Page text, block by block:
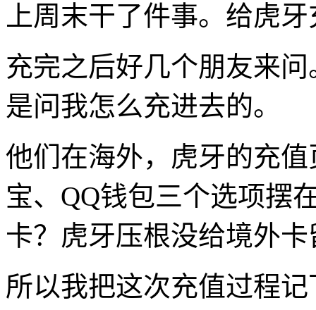
上周末干了件事。给虎
充完之后好几个朋友来
是问我怎么充进去的。
他们在海外，虎牙的充
宝、QQ钱包三个选项摆
卡？虎牙压根没给境外
所以我把这次充值过程